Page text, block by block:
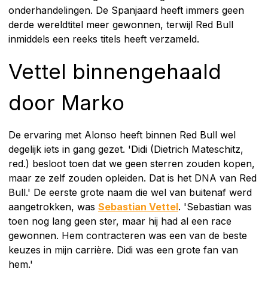
onderhandelingen. De Spanjaard heeft immers geen
derde wereldtitel meer gewonnen, terwijl Red Bull
inmiddels een reeks titels heeft verzameld.
Vettel binnengehaald
door Marko
De ervaring met Alonso heeft binnen Red Bull wel
degelijk iets in gang gezet. 'Didi (Dietrich Mateschitz,
red.) besloot toen dat we geen sterren zouden kopen,
maar ze zelf zouden opleiden. Dat is het DNA van Red
Bull.' De eerste grote naam die wel van buitenaf werd
aangetrokken, was Sebastian Vettel. 'Sebastian was
toen nog lang geen ster, maar hij had al een race
gewonnen. Hem contracteren was een van de beste
keuzes in mijn carrière. Didi was een grote fan van
hem.'